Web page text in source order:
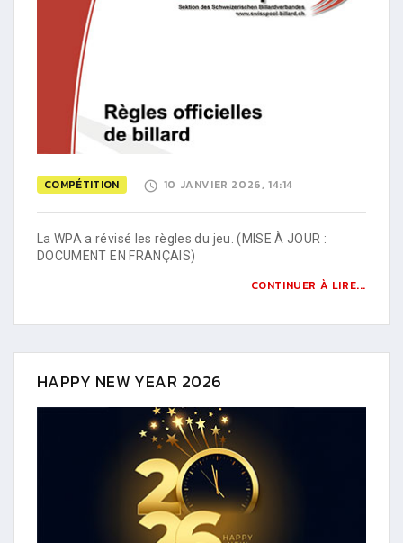
COMPÉTITION 10 JANVIER 2026, 14:14
La WPA a révisé les règles du jeu. (MISE À JOUR :
DOCUMENT EN FRANÇAIS)
CONTINUER À LIRE...
HAPPY NEW YEAR 2026